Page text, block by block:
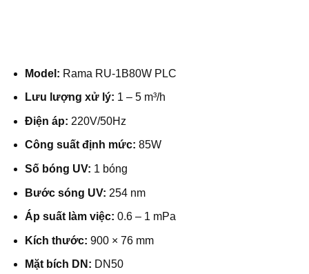
Model: Rama RU-1B80W PLC
Lưu lượng xử lý: 1 – 5 m³/h
Điện áp: 220V/50Hz
Công suất định mức: 85W
Số bóng UV: 1 bóng
Bước sóng UV: 254 nm
Áp suất làm việc: 0.6 – 1 mPa
Kích thước: 900 × 76 mm
Mặt bích DN: DN50